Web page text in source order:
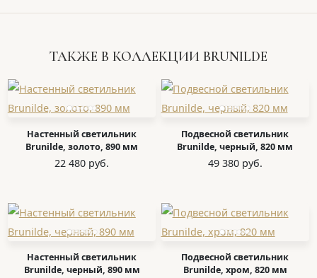
ТАКЖЕ В КОЛЛЕКЦИИ BRUNILDE
Настенный светильник
Brunilde, золото, 890 мм
22 480 руб.
Подвесной светильник
Brunilde, черный, 820 мм
49 380 руб.
Настенный светильник
Brunilde, черный, 890 мм
Подвесной светильник
Brunilde, хром, 820 мм